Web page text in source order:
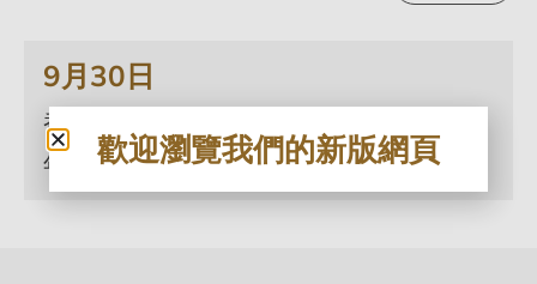
9月30日
香港存款保障委員會2004-2005年報
年報
歡迎瀏覽我們的新版網頁